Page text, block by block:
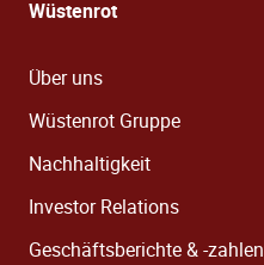
Wüstenrot
Über uns
Wüstenrot Gruppe
Nachhaltigkeit
Investor Relations
Geschäftsberichte & -zahlen